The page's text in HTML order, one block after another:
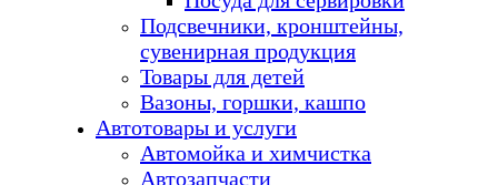
Подсвечники, кронштейны,
сувенирная продукция
Товары для детей
Вазоны, горшки, кашпо
Автотовары и услуги
Автомойка и химчистка
Автозапчасти